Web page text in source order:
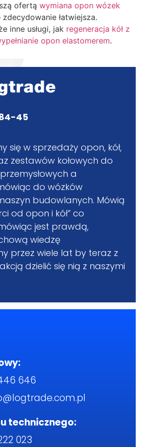
ofertą wymiana opon wózek
zdecydowanie łatwiejsza.
inne usługi, jak regeneracja kół z
opon elastomerem.
84-45
się w sprzedaży opon, kół,
zestawów kołowych do
a
do wózków
budowlanych. Mówią
od opon i kół” co
jest prawdą,
wiedzę
przez wiele lat by teraz z
dzielić się nią z naszymi
646
technicznego:
023